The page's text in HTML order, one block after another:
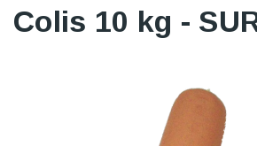
Colis 10 kg -